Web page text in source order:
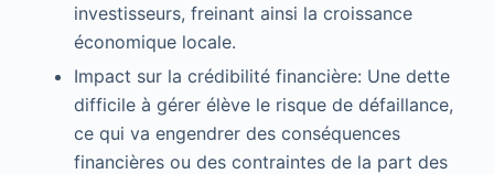
investisseurs, freinant ainsi la croissance
économique locale.
Impact sur la crédibilité financière: Une dette
difficile à gérer élève le risque de défaillance,
ce qui va engendrer des conséquences
financières ou des contraintes de la part des